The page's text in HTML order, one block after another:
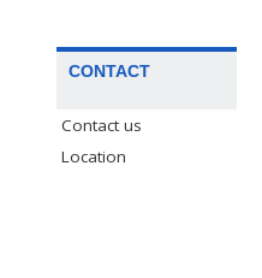
CONTACT
Contact us
Location